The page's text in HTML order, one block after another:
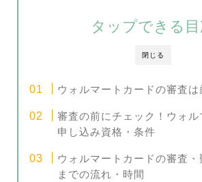
閉じる
タップできる目
ウォルマートカードの審査は
審査の前にチェック！ウォ
申し込み資格・条件
ウォルマートカードの審査
までの流れ・時間